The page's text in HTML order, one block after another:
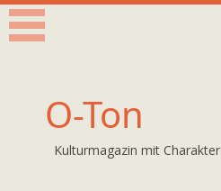
O-Ton
Kulturmagazin mit Charakter